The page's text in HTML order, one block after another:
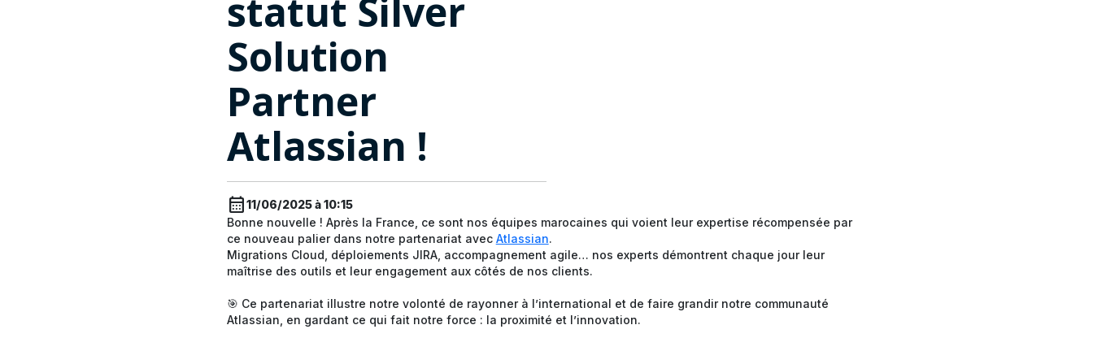
statut Silver
Solution
Partner
Atlassian !
calendar_month11/06/2025 à 10:15
Bonne nouvelle ! Après la France, ce sont nos équipes marocaines qui voient leur expertise récompensée par
ce nouveau palier dans notre partenariat avec Atlassian.
Migrations Cloud, déploiements JIRA, accompagnement agile… nos experts démontrent chaque jour leur
maîtrise des outils et leur engagement aux côtés de nos clients.
🎯 Ce partenariat illustre notre volonté de rayonner à l’international et de faire grandir notre communauté
Atlassian, en gardant ce qui fait notre force : la proximité et l’innovation.